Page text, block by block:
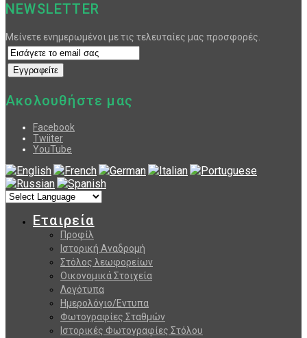
NEWSLETTER
Μείνετε ενημερωμένοι με τις τελευταίες μας προσφορές.
Ακολουθήστε μας
Facebook
Twiiter
YouTube
Εταιρεία
Προφίλ
Ιστορική Αναδρομή
Στόλος λεωφορείων
Οικονομικά Στοιχεία
Λογότυπα
Ημερολόγιο/Εντυπα
Φωτογραφίες Σταθμών
Ιστορικές Φωτογραφίες Στόλου